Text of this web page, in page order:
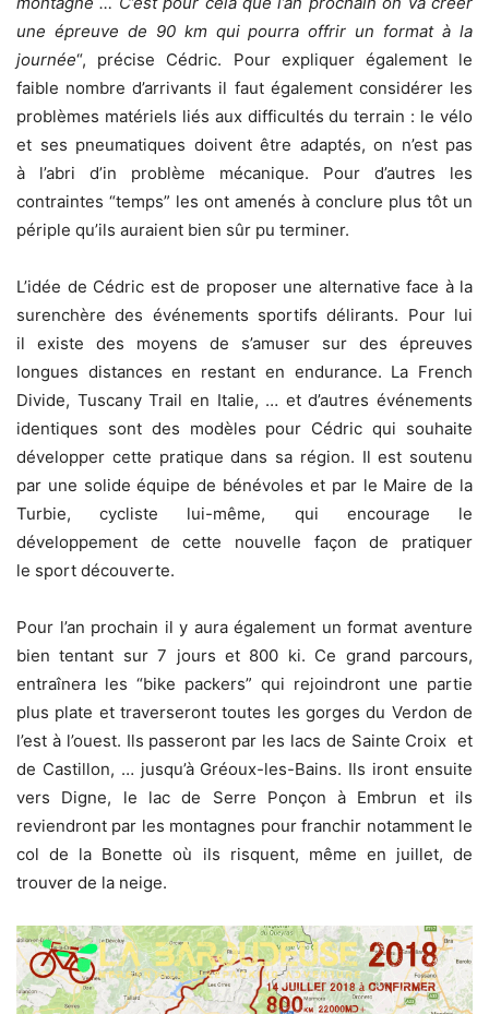
une épreuve de 90 km qui pourra offrir un format à la
journée“, précise Cédric. Pour expliquer également le
faible nombre d’arrivants il faut également considérer les
problèmes matériels liés aux difficultés du terrain : le vélo
et ses pneumatiques doivent être adaptés, on n’est pas
à l’abri d’in problème mécanique. Pour d’autres les
contraintes “temps” les ont amenés à conclure plus tôt un
périple qu’ils auraient bien sûr pu terminer.
L’idée de Cédric est de proposer une alternative face à la
surenchère des événements sportifs délirants. Pour lui
il existe des moyens de s’amuser sur des épreuves
longues distances en restant en endurance. La French
Divide, Tuscany Trail en Italie, … et d’autres événements
identiques sont des modèles pour Cédric qui souhaite
développer cette pratique dans sa région. Il est soutenu
par une solide équipe de bénévoles et par le Maire de la
Turbie, cycliste lui-même, qui encourage le
développement de cette nouvelle façon de pratiquer
le sport découverte.
Pour l’an prochain il y aura également un format aventure
bien tentant sur 7 jours et 800 ki. Ce grand parcours,
entraînera les “bike packers” qui rejoindront une partie
plus plate et traverseront toutes les gorges du Verdon de
l’est à l’ouest. Ils passeront par les lacs de Sainte Croix et
de Castillon, … jusqu’à Gréoux-les-Bains. Ils iront ensuite
vers Digne, le lac de Serre Ponçon à Embrun et ils
reviendront par les montagnes pour franchir notamment le
col de la Bonette où ils risquent, même en juillet, de
trouver de la neige.